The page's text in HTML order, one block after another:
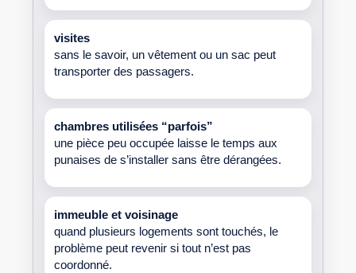
visites
sans le savoir, un vêtement ou un sac peut
transporter des passagers.
chambres utilisées “parfois”
une pièce peu occupée laisse le temps aux
punaises de s’installer sans être dérangées.
immeuble et voisinage
quand plusieurs logements sont touchés, le
problème peut revenir si tout n’est pas
coordonné.